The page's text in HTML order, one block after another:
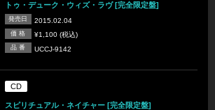
トゥ・デューク・ウィズ・ラヴ [完全限定盤]
発売日 2015.02.04
価 格 ¥1,100 (税込)
品 番 UCCJ-9142
CD
スピリチュアル・ネイチャー [完全限定盤]